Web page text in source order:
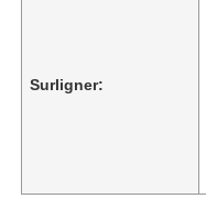
Surligner: